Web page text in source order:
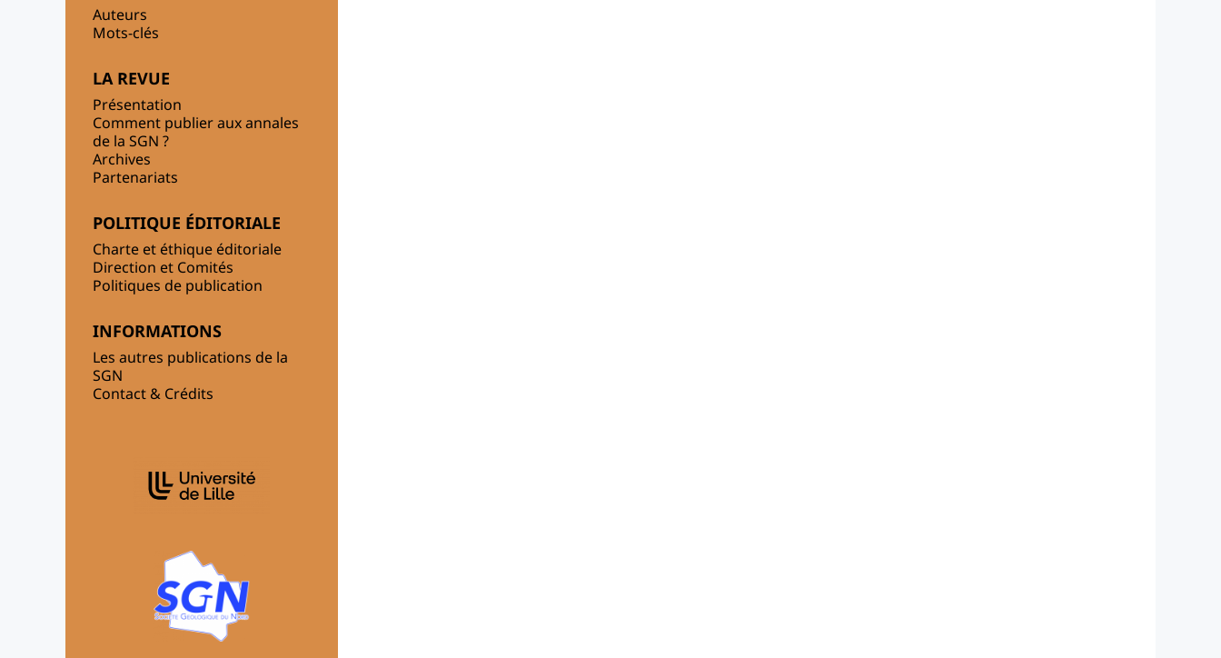
Auteurs
Mots-clés
LA REVUE
Présentation
Comment publier aux annales
de la SGN ?
Archives
Partenariats
POLITIQUE ÉDITORIALE
Charte et éthique éditoriale
Direction et Comités
Politiques de publication
INFORMATIONS
Les autres publications de la
SGN
Contact & Crédits